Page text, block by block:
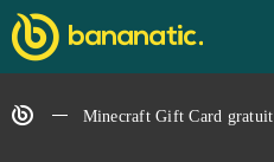
Minecraft Gift Card gratuit